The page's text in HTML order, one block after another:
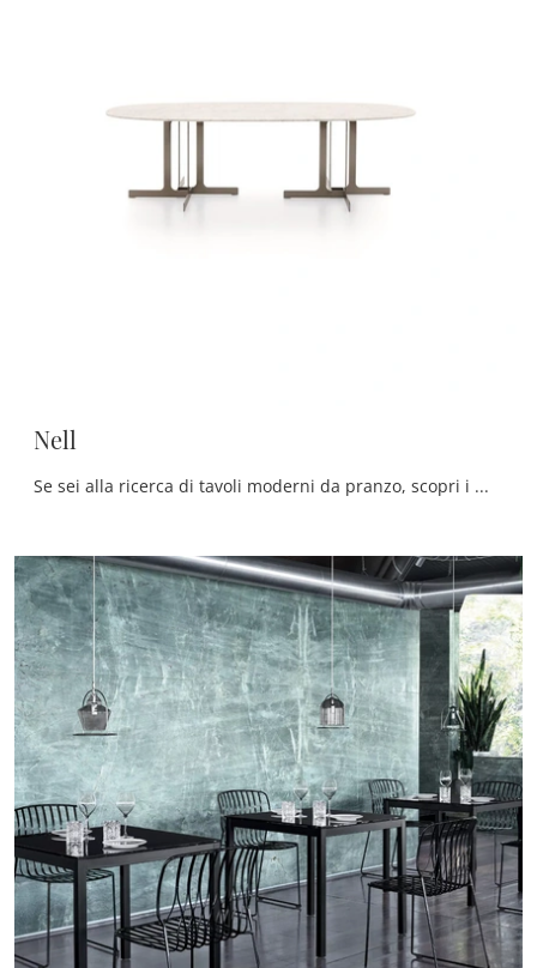
Nell
Se sei alla ricerca di tavoli moderni da pranzo, scopri i modelli fissi di Ditre Italia: clicca e scopri il modello Nell in marmo.